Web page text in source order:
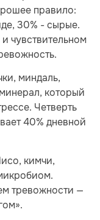
правило:
30% - сырые.
чувствительном
миндаль,
который
Четверть
40% дневной
кимчи,
тревожности —